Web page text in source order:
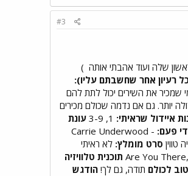
#3
שלה ועוד אהבתי אותה )
רעיון אחר שחשבתם עליו):
שמכיר את השירים יכול לתת להם
יותר. גם אם נדמה שכולם מכירים
איידול שראיתי:
עונת
פעם: Carrie Underwood -
טווין סרט מומלץ: לא ראיתי
תוכנית טלוויזיה
לכולם תודה, גם לך! הודגש